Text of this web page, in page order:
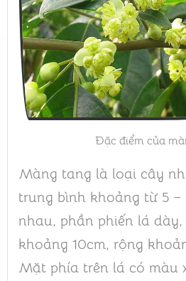
Đặc điểm của
Màng tang là loại cây
trung bình khoảng từ 5 –
nhau, phần phiến lá
khoảng 10cm, rộng
Mặt phía trên lá có màu